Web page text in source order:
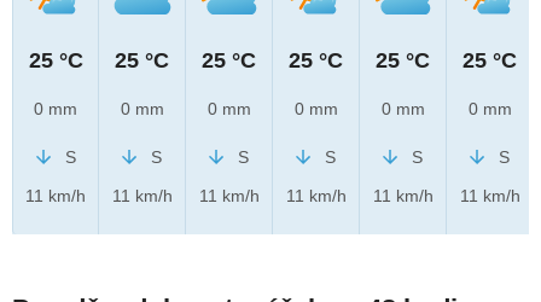
25 °C
0 mm
S
11 km/h
25 °C
0 mm
S
11 km/h
25 °C
0 mm
S
11 km/h
25 °C
0 mm
S
11 km/h
25 °C
0 mm
S
11 km/h
25 °C
0 mm
S
11 km/h